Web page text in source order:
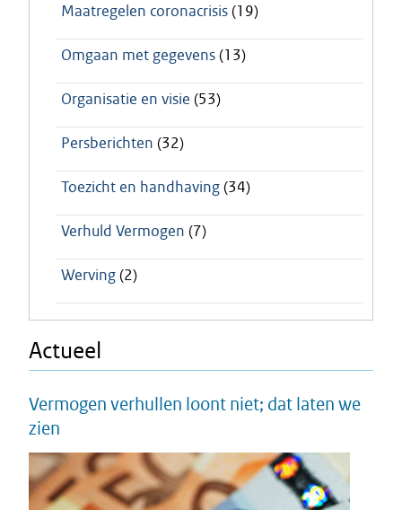
Maatregelen coronacrisis(19)
Omgaan met gegevens(13)
Organisatie en visie (53)
Persberichten (32)
Toezicht en handhaving(34)
Verhuld Vermogen (7)
Werving(2)
Actueel
Vermogen verhullen loont niet; dat laten we
zien